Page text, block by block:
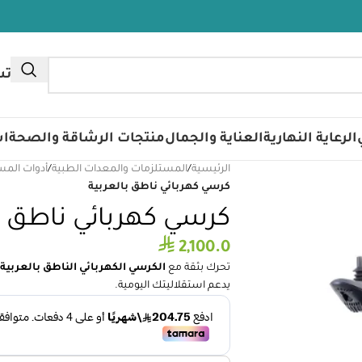
الرعاية النهاريةالعناية والجمالمنتجات الرشاقة والصحة
الرئيسية/المستلزمات والمعدات الطبية/أدوات
كرسي كهربائي ناطق بالعربية
كرسي كهربائي ناطق
⃁ 2,100.0
تحرك بثقة مع الكرسي الكهربائي الناطق بالعربية
يدعم استقلاليتك اليومية.